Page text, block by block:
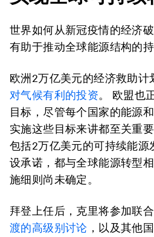
世界如何从新冠疫情的经济
有助于推动全球能源结构的持
欧洲2万亿美元的经济救助计
对气候有利的投资。 欧盟也
目标，尽管每个国家的能源
实施这些目标来讲都至关重
包括2万亿美元的可持续能源
设承诺，都与全球能源转型
施细则尚未确定。
拜登上任后，克里将参加联
渡的高级别讨论 ，以及其他